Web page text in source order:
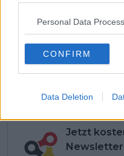
Personal Data
CONFIRM
Data Deletion
gut
rechte
bestätigt
Jetzt